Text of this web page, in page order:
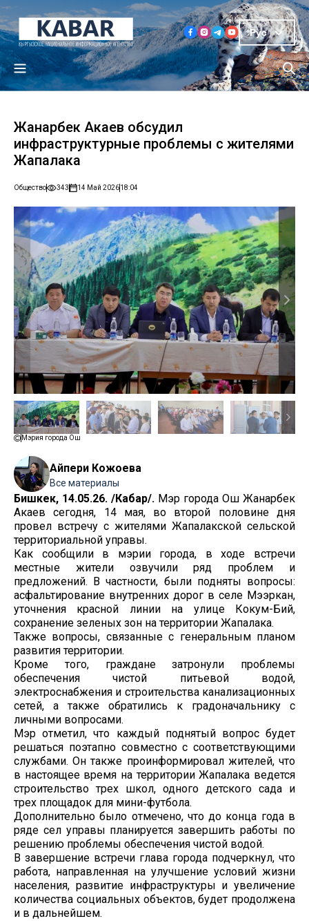
Рус
Жанарбек Акаев обсудил
инфраструктурные проблемы с жителями
Жапалака
Общество 343 14 Май 202618:04
Мэрия города Ош
Айпери Кожоева
Все материалы
Бишкек, 14.05.26. /Кабар/. Мэр города Ош Жанарбек
Акаев сегодня, 14 мая, во второй половине дня
провел встречу с жителями Жапалакской сельской
территориальной управы.
Как сообщили в мэрии города, в ходе встречи
местные жители озвучили ряд проблем и
предложений. В частности, были подняты вопросы:
асфальтирование внутренних дорог в селе Мээркан,
уточнения красной линии на улице Кокум-Бий,
сохранение зеленых зон на территории Жапалака.
Также вопросы, связанные с генеральным планом
развития территории.
Кроме того, граждане затронули проблемы
обеспечения чистой питьевой водой,
электроснабжения и строительства канализационных
сетей, а также обратились к градоначальнику с
личными вопросами.
Мэр отметил, что каждый поднятый вопрос будет
решаться поэтапно совместно с соответствующими
службами. Он также проинформировал жителей, что
в настоящее время на территории Жапалака ведется
строительство трех школ, одного детского сада и
трех площадок для мини-футбола.
Дополнительно было отмечено, что до конца года в
ряде сел управы планируется завершить работы по
решению проблемы обеспечения чистой водой.
В завершение встречи глава города подчеркнул, что
работа, направленная на улучшение условий жизни
населения, развитие инфраструктуры и увеличение
количества социальных объектов, будет продолжена
и в дальнейшем.